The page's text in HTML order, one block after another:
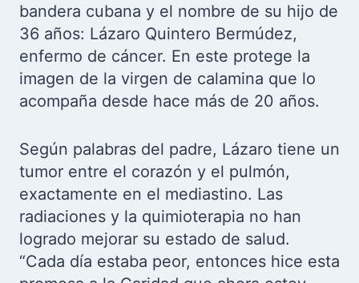
bandera cubana y el nombre de su hijo de
36 años: Lázaro Quintero Bermúdez,
enfermo de cáncer. En este protege la
imagen de la virgen de calamina que lo
acompaña desde hace más de 20 años.
Según palabras del padre, Lázaro tiene un
tumor entre el corazón y el pulmón,
exactamente en el mediastino. Las
radiaciones y la quimioterapia no han
logrado mejorar su estado de salud.
“Cada día estaba peor, entonces hice esta